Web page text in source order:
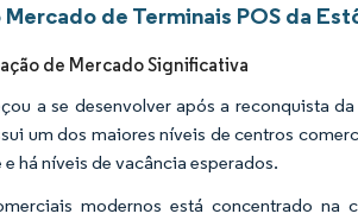
de Terminais POS da
de Mercado Significativa
a se desenvolver após a reconquista
um dos maiores níveis de centros
há níveis de vacância esperados.
modernos está concentrado na